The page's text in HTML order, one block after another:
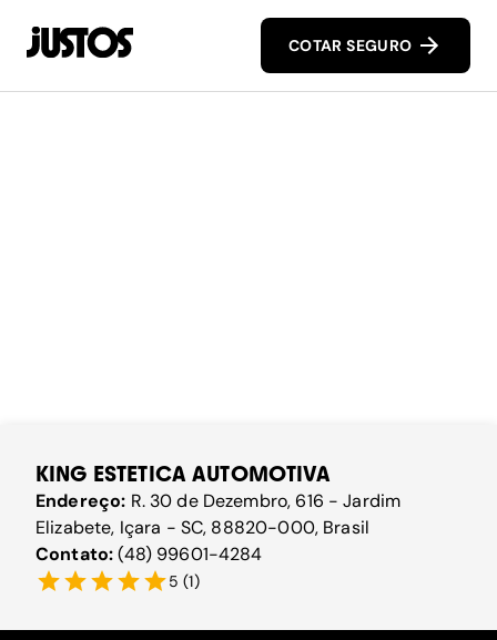
COTAR SEGURO
KING ESTETICA AUTOMOTIVA
Endereço: R. 30 de Dezembro, 616 - Jardim
Elizabete, Içara - SC, 88820-000, Brasil
Contato:(48) 99601-4284
5 (1)